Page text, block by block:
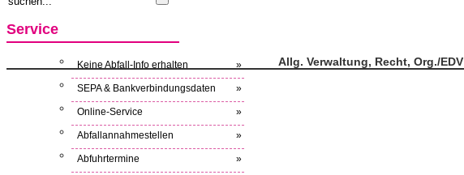
Service
Keine Abfall-Info erhalten »
SEPA & Bankverbindungsdaten »
Online-Service »
Abfallannahmestellen »
Abfuhrtermine »
Allg. Verwaltung, Recht, Org./EDV